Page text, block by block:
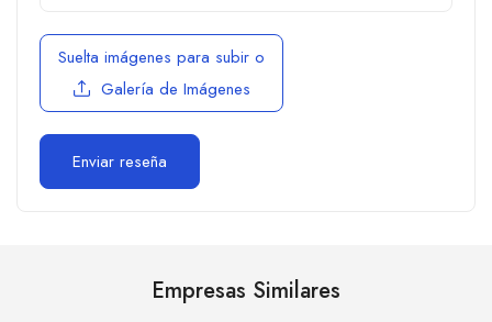
Suelta imágenes para subir o
Galería de Imágenes
Empresas Similares